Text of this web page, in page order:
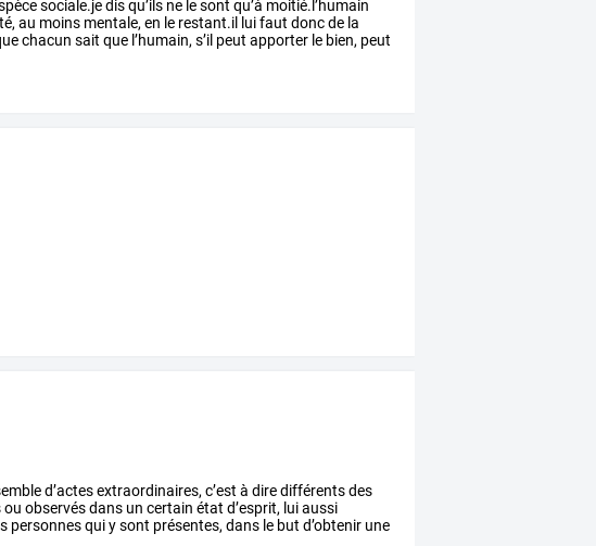
sociale.jedisqu’ils ne lesont qu’à moitié.l’humain
au moins mentale, en le restant.il luifaut doncde la
chacun sait que l’humain, s’il peut apporter le bien, peut
d’actesextraordinaires,c’est à diredifférentsdes
ou observésdans un certain état d’esprit, luiaussi
personnesquiysont présentes,dans le but d’obtenir une